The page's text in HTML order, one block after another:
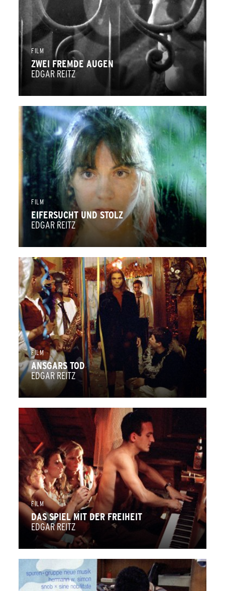
FILM
ZWEI FREMDE AUGEN
EDGAR REITZ
FILM
EIFERSUCHT UND STOLZ
EDGAR REITZ
FILM
ANSGARS TOD
EDGAR REITZ
FILM
DAS SPIEL MIT DER FREIHEIT
EDGAR REITZ